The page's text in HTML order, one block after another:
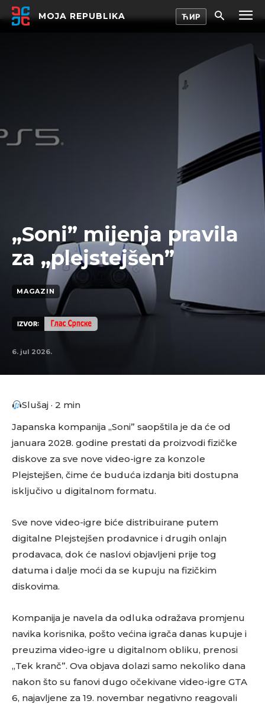
MOJA REPUBLIKA
„Soni” mijenja pravila
za „plejstejšen”
MAGAZIN
IZVOR:
6. jul 2026.
Slušaj · 2 min
Japanska kompanija „Soni” saopštila je da će od
januara 2028. godine prestati da proizvodi fizičke
diskove za sve nove video-igre za konzole
Plejstejšen, čime će buduća izdanja biti dostupna
isključivo u digitalnom formatu.
Sve nove video-igre biće distribuirane putem
digitalne Plejstejšen prodavnice i drugih onlajn
prodavaca, dok će naslovi objavljeni prije tog
datuma i dalje moći da se kupuju na fizičkim
diskovima.
Kompanija je navela da odluka odražava promjenu
navika korisnika, pošto većina igrača danas kupuje i
preuzima video-igre u digitalnom obliku, prenosi
„Tek kranč”. Ova objava dolazi samo nekoliko dana
nakon što su fanovi dugo očekivane video-igre GTA
6, najavljene za 19. novembar negativno reagovali